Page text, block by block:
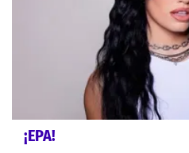
¡EPA!